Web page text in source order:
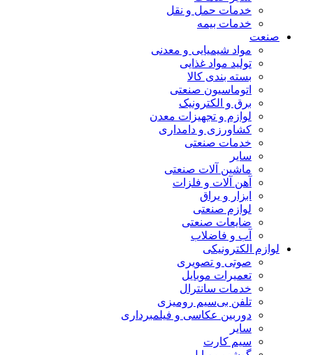
خدمات حمل و نقل
خدمات بیمه
صنعت
مواد شیمیایی و معدنی
تولید مواد غذایی
بسته بندی کالا
اتوماسیون صنعتی
برق و الکترونیک
لوازم و تجهیزات معدن
کشاورزی و دامداری
خدمات صنعتی
سایر
ماشین آلات صنعتی
آهن آلات و فلزات
ابزار و یراق
لوازم صنعتی
ضایعات صنعتی
آب و فاضلاب
لوازم الکترونیکی
صوتی و تصویری
تعمیرات موبایل
خدمات سانترال
تلفن بی‌سیم رومیزی
دوربین عکاسی و فیلمبرداری
سایر
سیم کارت